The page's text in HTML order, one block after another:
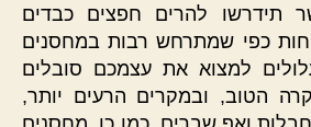
תידרשו להרים חפצים כבדים
כפי שמתרחש רבות במחסנים
למצוא את עצמכם סובלים
הטוב, ובמקרים הרעים יותר,